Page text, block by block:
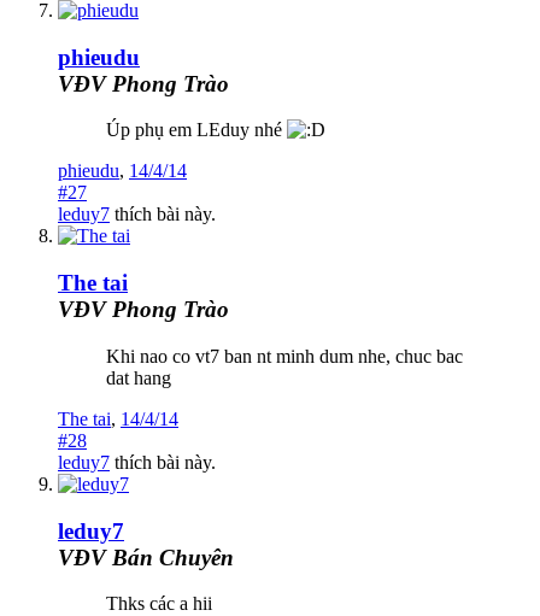
phieudu
VĐV Phong Trào
Úp phụ em LEduy nhé
phieudu, 14/4/14
#27
leduy7 thích bài này.
The tai
VĐV Phong Trào
Khi nao co vt7 ban nt minh dum nhe, chuc bac
dat hang
The tai, 14/4/14
#28
leduy7 thích bài này.
leduy7
VĐV Bán Chuyên
Thks các a hii